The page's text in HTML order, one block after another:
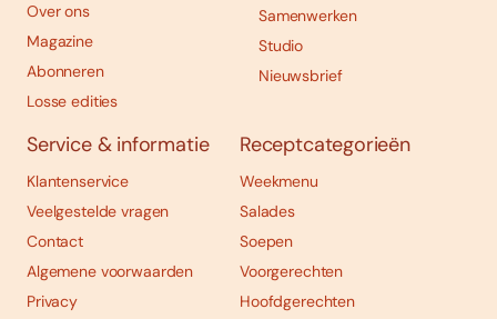
Over ons
Magazine
Abonneren
Losse edities
Samenwerken
Studio
Nieuwsbrief
Service & informatie
Klantenservice
Veelgestelde vragen
Contact
Algemene voorwaarden
Privacy
Receptcategorieën
Weekmenu
Salades
Soepen
Voorgerechten
Hoofdgerechten